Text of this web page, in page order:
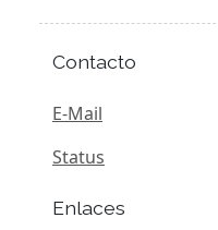
Contacto
E-Mail
Status
Enlaces